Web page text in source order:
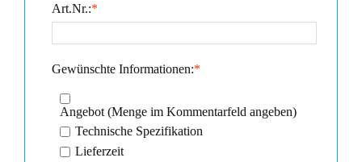
*
Art.Nr.:
*
Gewünschte Informationen:
Angebot (Menge im Kommentarfeld angeben)
Technische Spezifikation
Lieferzeit